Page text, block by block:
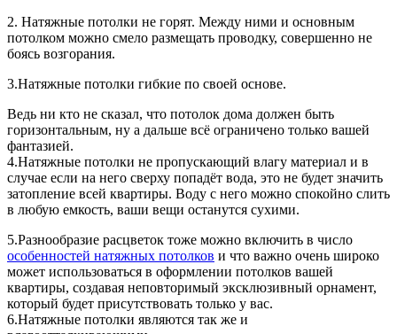
2. Натяжные потолки не горят. Между ними и основным
потолком можно смело размещать проводку, совершенно не
боясь возгорания.
3.Натяжные потолки гибкие по своей основе.
Ведь ни кто не сказал, что потолок дома должен быть
горизонтальным, ну а дальше всё ограничено только вашей
фантазией.
4.Натяжные потолки не пропускающий влагу материал и в
случае если на него сверху попадёт вода, это не будет значить
затопление всей квартиры. Воду с него можно спокойно слить
в любую емкость, ваши вещи останутся сухими.
5.Разнообразие расцветок тоже можно включить в число
особенностей натяжных потолков и что важно очень широко
может использоваться в оформлении потолков вашей
квартиры, создавая неповторимый эксклюзивный орнамент,
который будет присутствовать только у вас.
6.Натяжные потолки являются так же и